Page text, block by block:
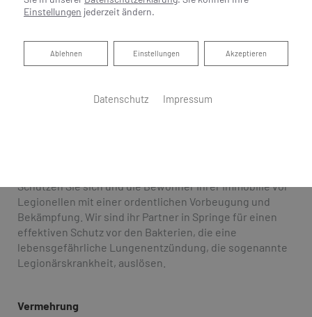
Legionellen im
Schützen Sie sich und die Bewohner Ihrer Immobilie vor
Legionellen mit einer ordentlichen Vorbeugung und
Bekämpfung. Wir sind ihr Partner in Springe für einen
effektiven Schutz vor den Bakterien, die eine
lebensgefährliche Lungenentzündung, die sogenannte
Legionärskrankheit, auslösen.
Vermehrung
Einstellungen jederzeit ändern.
Akzeptieren
Einstellungen
Ablehnen
Ablehnen
Datenschutz Impressum